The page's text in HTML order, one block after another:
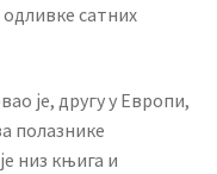
сатних
је, другу у Европи,
полазнике
низ књига и